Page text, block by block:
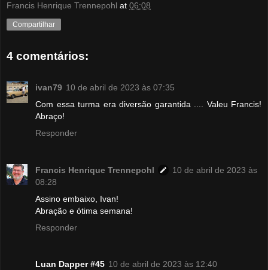
Francis Henrique Trennepohl at 06:08
Compartilhar
4 comentários:
ivan79 10 de abril de 2023 às 07:35
Com essa turma era diversão garantida .... Valeu Francis!
Abraço!
Responder
Francis Henrique Trennepohl
10 de abril de 2023 às
08:28
Assino embaixo, Ivan!
Abração e ótima semana!
Responder
Luan Dapper #45 10 de abril de 2023 às 12:40